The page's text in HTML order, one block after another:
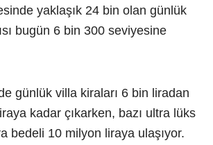
yaklaşık 24 bin olan günlük
bugün 6 bin 300 seviyesine
günlük villa kiraları 6 bin liradan
kadar çıkarken, bazı ultra lüks
bedeli 10 milyon liraya ulaşıyor.